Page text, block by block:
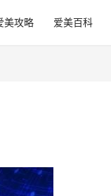
美攻略 爱美百科